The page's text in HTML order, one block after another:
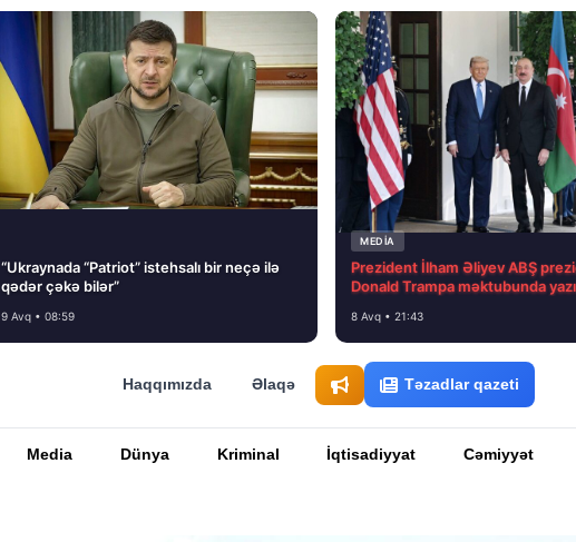
“Ukraynada “Patriot” istehsalı bir neçə ilə
qədər çəkə bilər”
9 Avq • 08:59
MEDİA
Prezident İlham Əliyev ABŞ
Donald Trampa məktubunda
8 Avq • 21:43
Haqqımızda Əlaqə Təzadlar qazeti
Media Dünya Kriminal İqtisadiyyat Cəmiyyət